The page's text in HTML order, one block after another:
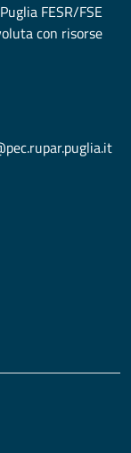
FESR/FSE
con risorse